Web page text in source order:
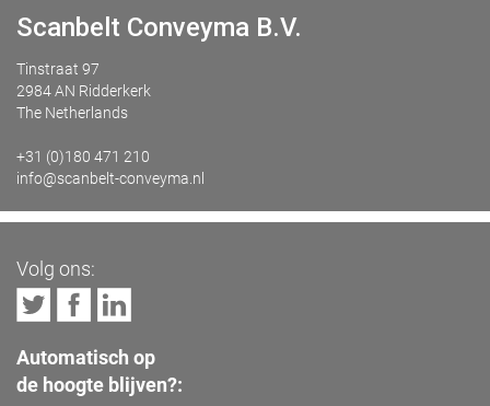
Scanbelt Conveyma B.V.
Tinstraat 97
2984 AN Ridderkerk
The Netherlands
+31 (0)180 471 210
info@scanbelt-conveyma.nl
Volg ons:
Automatisch op
de hoogte blijven?: